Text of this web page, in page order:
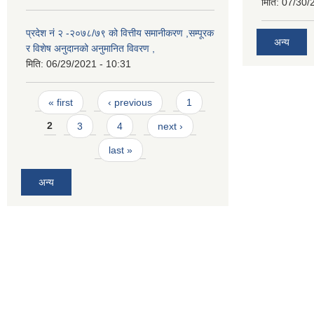
प्रदेश नं २ -२०७८/७९ को वित्तीय समानीकरण ,सम्पूरक
र विशेष अनुदानको अनुमानित विवरण ,
मिति: 06/29/2021 - 10:31
Pages
« first ‹ previous 1
2 3 4 next ›
last »
अन्य
अन्य